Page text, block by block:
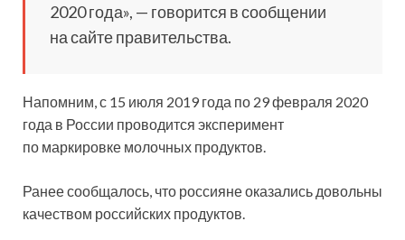
2020 года», — говорится в сообщении
на сайте правительства.
Напомним, с 15 июля 2019 года по 29 февраля 2020
года в России проводится эксперимент
по маркировке молочных продуктов.
Ранее сообщалось, что россияне оказались довольны
качеством российских продуктов.